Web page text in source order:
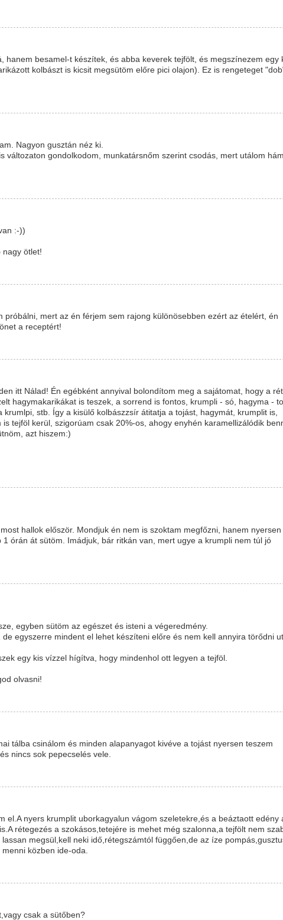
hanem besamel-t készítek, és abba keverek tejfölt, és megszínezem egy
kolbászt is kicsit megsütöm előre pici olajon). Ez is rengeteget
Nagyon gusztán néz ki.
változaton gondolkodom, munkatársnőm szerint csodás, mert utálom
:-))
nagy ötlet!
próbálni, mert az én férjem sem rajong különösebben ezért az ételért, én
a receptért!
itt Nálad! Én egébként annyival bolondítom meg a sajátomat, hogy a
hagymakarikákat is teszek, a sorrend is fontos, krumpli - só, hagyma -
krumlpi, stb. Így a kisülő kolbászzsír átitatja a tojást, hagymát, krumplit is,
is tejföl kerül, szigorúam csak 20%-os, ahogy enyhén karamellizálódik
azt hiszem:)
hallok először. Mondjuk én nem is szoktam megfőzni, hanem nyersen
1 órán át sütöm. Imádjuk, bár ritkán van, mert ugye a krumpli nem túl jó
egyben sütöm az egészet és isteni a végeredmény.
de egyszerre mindent el lehet készíteni előre és nem kell annyira törődni
egy kis vízzel hígítva, hogy mindenhol ott legyen a tejföl.
olvasni!
tálba csinálom és minden alapanyagot kivéve a tojást nyersen teszem
nincs sok pepecselés vele.
el.A nyers krumplit uborkagyalun vágom szeletekre,és a beáztaott edény
rétegezés a szokásos,tetejére is mehet még szalonna,a tejfölt nem
lassan megsül,kell neki idő,rétegszámtól függően,de az íze
közben ide-oda.
csak a sütőben?